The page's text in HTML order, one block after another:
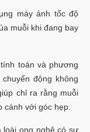
máy ảnh tốc độ
muỗi khi đang bay
toán và phương
động không
chỉ ra rằng muỗi
cánh với góc hẹp.
loài ong nghệ có sự